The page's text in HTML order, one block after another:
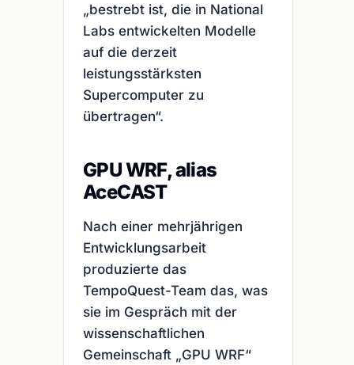
„bestrebt ist, die in National
Labs entwickelten Modelle
auf die derzeit
leistungsstärksten
Supercomputer zu
übertragen“.
GPU WRF, alias
AceCAST
Nach einer mehrjährigen
Entwicklungsarbeit
produzierte das
TempoQuest-Team das, was
sie im Gespräch mit der
wissenschaftlichen
Gemeinschaft „GPU WRF“